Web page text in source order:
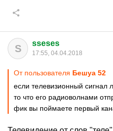
S sseses
17:55, 04.04.2018
От пользователя Бешуа 52
если телевизионный сигнал
то что его радиоволнами
фик вы поймаете первый